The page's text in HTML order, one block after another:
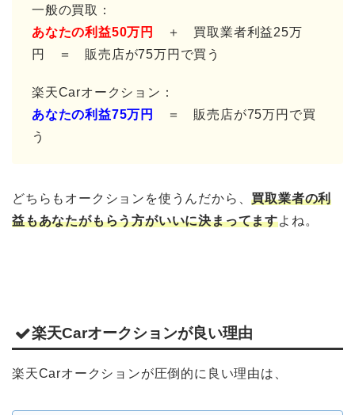
一般の買取：
あなたの利益50万円
＋ 買取業者利益25万
円 ＝ 販売店が75万円で買う
楽天Carオークション：
あなたの利益75万円
＝ 販売店が75万円で買
う
どちらもオークションを使うんだから、買取業者の利
益もあなたがもらう方がいいに決まってますよね。
楽天Carオークションが良い理由
楽天Carオークションが圧倒的に良い理由は、